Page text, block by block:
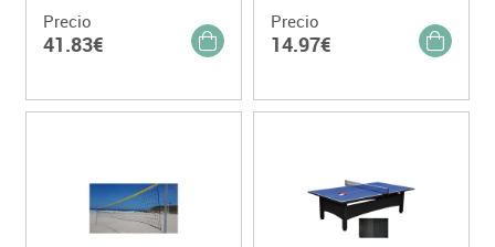
Precio
41.83€
Precio
14.97€